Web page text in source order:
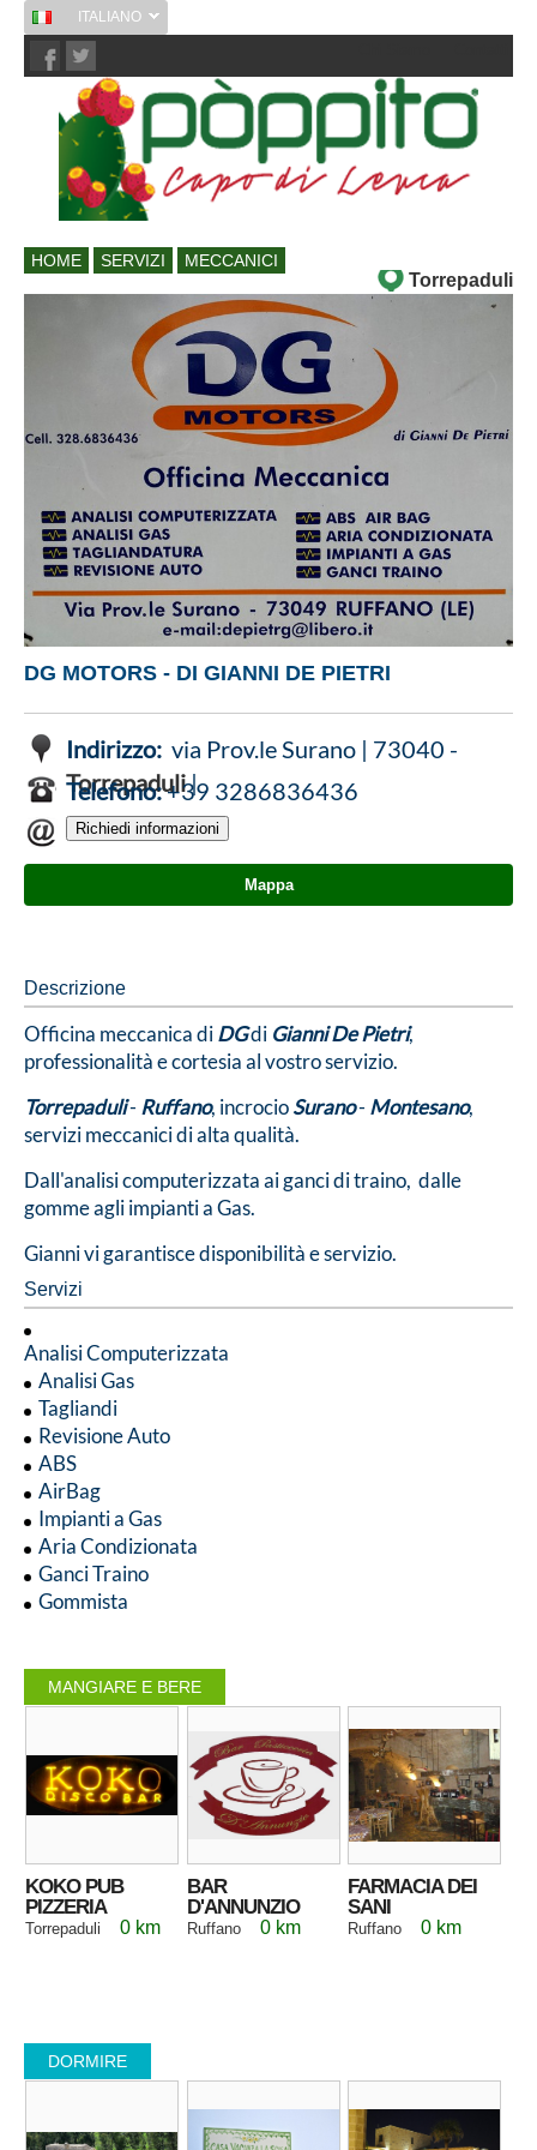
ITALIANO
HOME SERVIZI MECCANICI
Torrepaduli
DG MOTORS - DI GIANNI DE PIETRI
Indirizzo: via Prov.le Surano | 73040 -
Torrepaduli|
Telefono:+39 3286836436
Mappa
Descrizione
Officina meccanica diDGdi Gianni De Pietri,
professionalità e cortesia al vostro servizio.
Torrepaduli- Ruffano, incrocioSurano- Montesano,
servizi meccanici di alta qualità.
Dall'analisi computerizzata ai ganci di traino, dalle
gomme agli impianti a Gas.
Gianni vi garantisce disponibilità e servizio.
Servizi
Analisi Computerizzata
Analisi Gas
Tagliandi
Revisione Auto
ABS
AirBag
Impianti a Gas
Aria Condizionata
Ganci Traino
Gommista
MANGIARE E BERE
KOKO PUB
PIZZERIA
Torrepaduli 0 km
BAR
D'ANNUNZIO
Ruffano 0 km
FARMACIA DEI
SANI
Ruffano 0 km
DORMIRE